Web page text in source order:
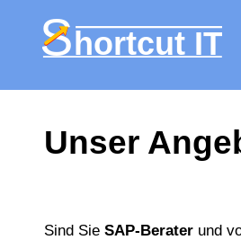
Unser
Sind Sie SAP-Beraterund